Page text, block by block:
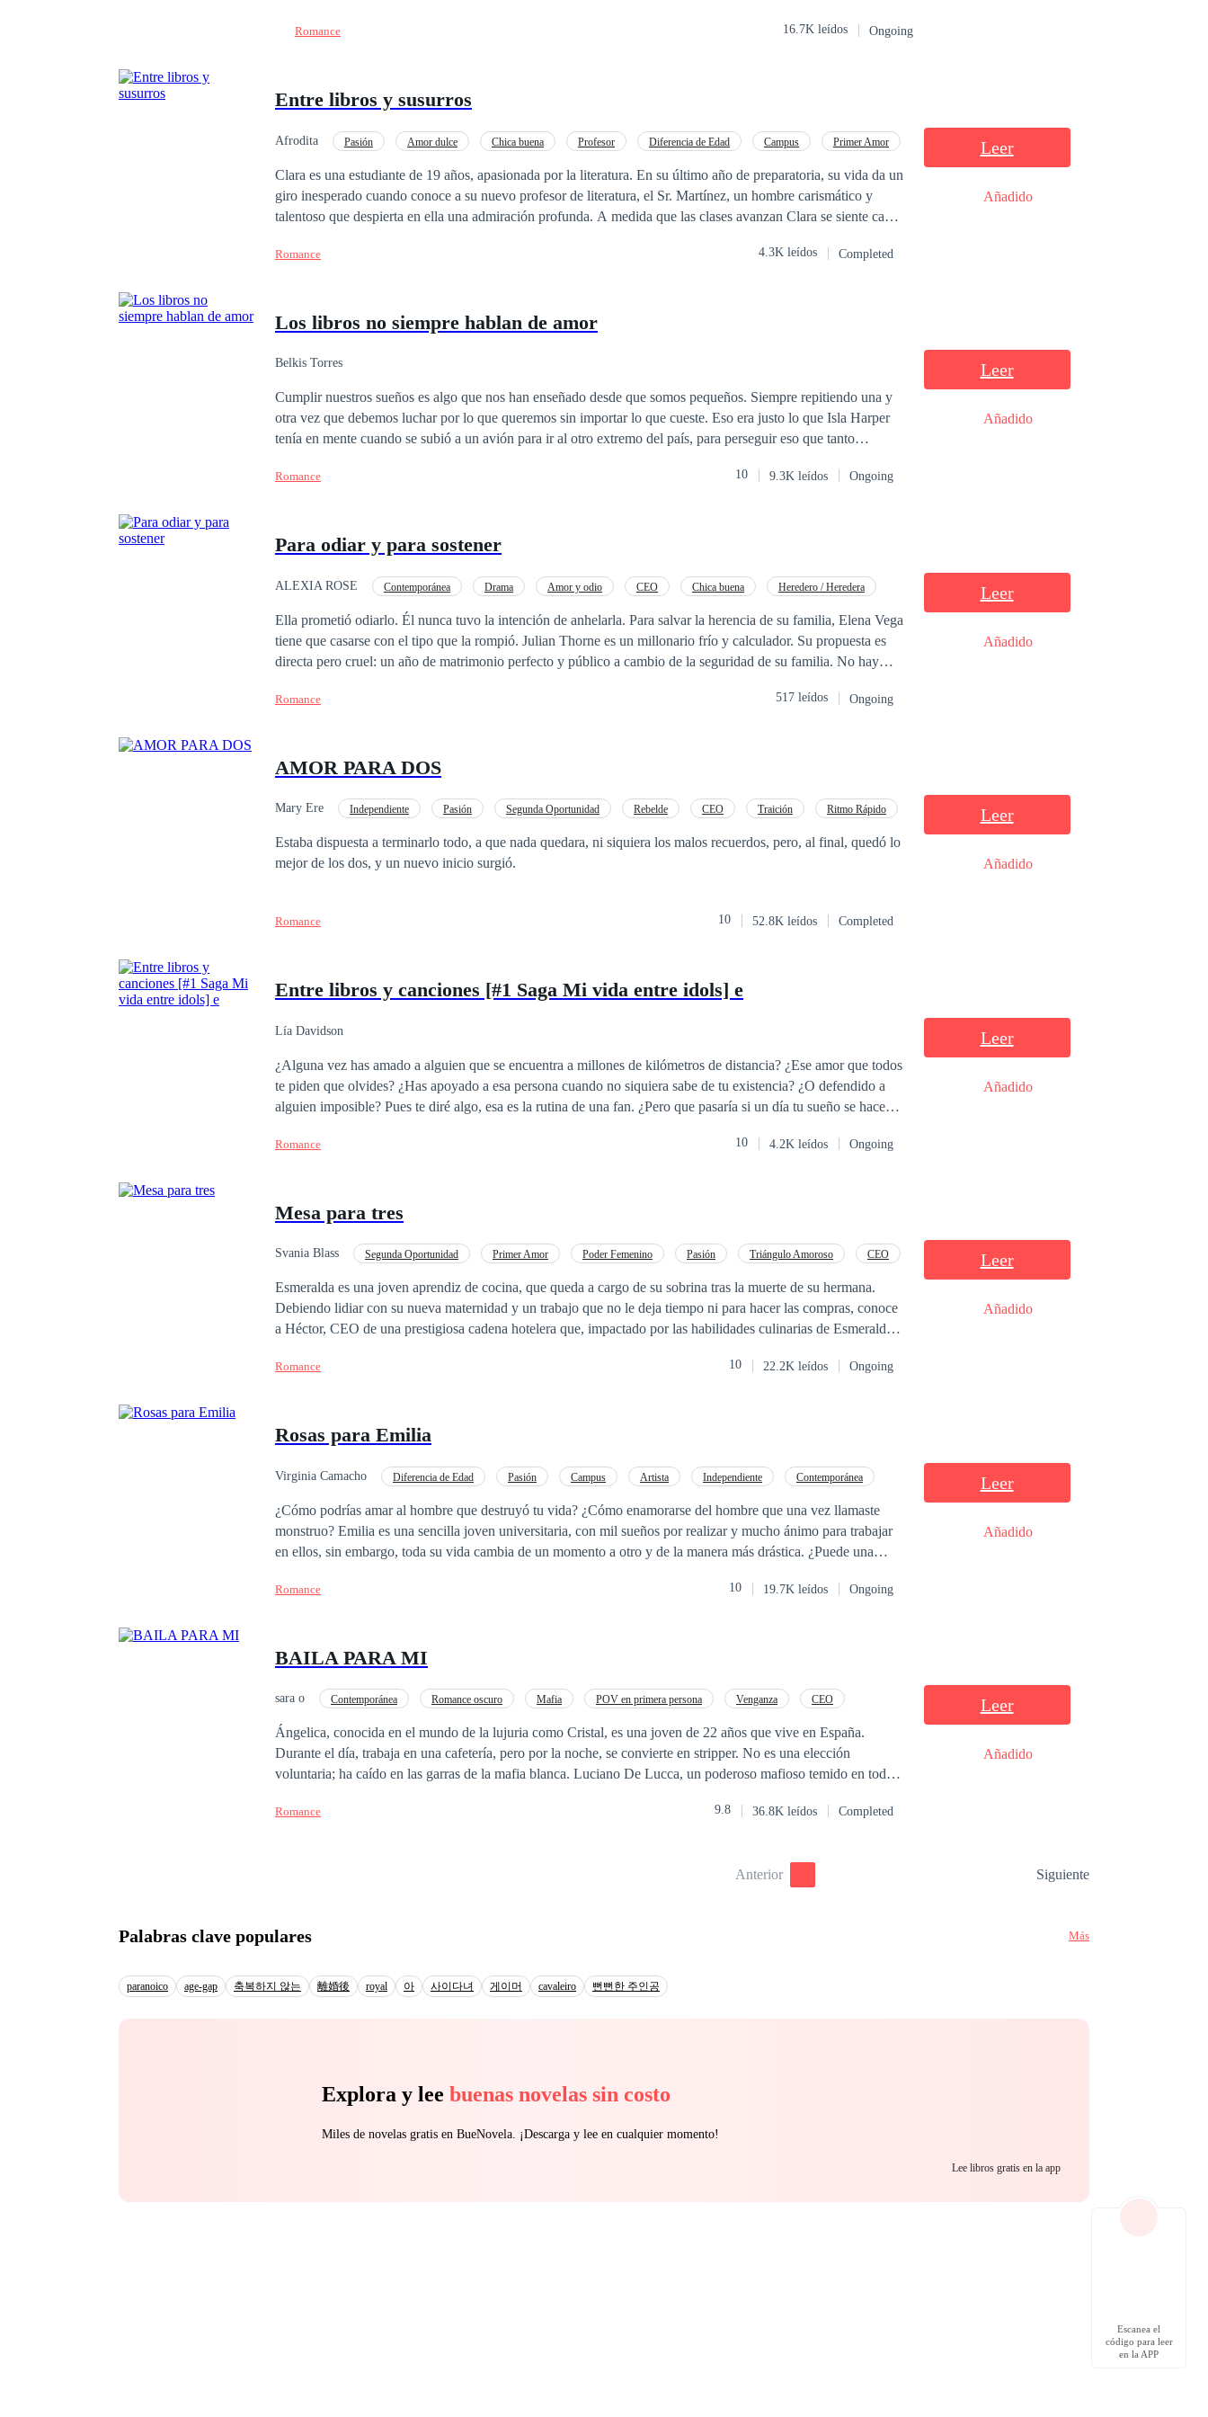
Romance 16.7K leídos Ongoing
Entre libros y susurros
Afrodita Pasión Amor dulce Chica buena Profesor Diferencia de Edad Campus Primer Amor
Clara es una estudiante de 19 años, apasionada por la literatura. En su último año de preparatoria, su vida da un
giro inesperado cuando conoce a su nuevo profesor de literatura, el Sr. Martínez, un hombre carismático y
talentoso que despierta en ella una admiración profunda. A medida que las clases avanzan Clara se siente cada
Romance 4.3K leídos Completed
Leer
Añadido
Los libros no siempre hablan de amor
Belkis Torres
Cumplir nuestros sueños es algo que nos han enseñado desde que somos pequeños. Siempre repitiendo una y
otra vez que debemos luchar por lo que queremos sin importar lo que cueste. Eso era justo lo que Isla Harper
tenía en mente cuando se subió a un avión para ir al otro extremo del país, para perseguir eso que tanto
vendrían muchas cosas más, nuevas amistades, nuevos gustos, pero sobre todo, algo sobre lo que solamente
Romance 10 9.3K leídos Ongoing
Leer
Añadido
Para odiar y para sostener
ALEXIA ROSE Contemporánea Drama Amor y odio CEO Chica buena
Heredero / Heredera
Ella prometió odiarlo. Él nunca tuvo la intención de anhelarla. Para salvar la herencia de su familia, Elena Vega
tiene que casarse con el tipo que la rompió. Julian Thorne es un millonario frío y calculador. Su propuesta es
directa pero cruel: un año de matrimonio perfecto y público a cambio de la seguridad de su familia. No hay
frío, aferrándose a su ira como su única protección. Pero la línea que separa su amor falso de una tensión real y
para ellos en este momento no es que se descubra su mentira; sino la horrible y inequívoca verdad: están
el odio. Un amor construido sobre secretos.
Romance 517 leídos Ongoing
Leer
Añadido
AMOR PARA DOS
Mary Ere Independiente Pasión Segunda Oportunidad Rebelde CEO Traición
Ritmo Rápido
Estaba dispuesta a terminarlo todo, a que nada quedara, ni siquiera los malos recuerdos, pero, al final, quedó lo
mejor de los dos, y un nuevo inicio surgió.
Romance 10 52.8K leídos Completed
Leer
Añadido
Entre libros y canciones [#1 Saga Mi vida entre idols] e
Lía Davidson
¿Alguna vez has amado a alguien que se encuentra a millones de kilómetros de distancia? ¿Ese amor que todos
te piden que olvides? ¿Has apoyado a esa persona cuando no siquiera sabe de tu existencia? ¿O defendido a
alguien imposible? Pues te diré algo, esa es la rutina de una fan. ¿Pero que pasaría si un día tu sueño se hace
mejor renunciar a todo.
Romance 10 4.2K leídos Ongoing
Leer
Añadido
Mesa para tres
Svania Blass Segunda Oportunidad Primer Amor Poder Femenino Pasión Triángulo Amoroso
CEO
Esmeralda es una joven aprendiz de cocina, que queda a cargo de su sobrina tras la muerte de su hermana.
Debiendo lidiar con su nueva maternidad y un trabajo que no le deja tiempo ni para hacer las compras, conoce
a Héctor, CEO de una prestigiosa cadena hotelera que, impactado por las habilidades culinarias de Esmeralda,
también desafiar a su madre para que los deje enamorarse y tener su vivir felices por siempre.
Romance 10 22.2K leídos Ongoing
Leer
Añadido
Rosas para Emilia
Virginia Camacho Diferencia de Edad Pasión Campus Artista Independiente
Contemporánea
¿Cómo podrías amar al hombre que destruyó tu vida? ¿Cómo enamorarse del hombre que una vez llamaste
monstruo? Emilia es una sencilla joven universitaria, con mil sueños por realizar y mucho ánimo para trabajar
en ellos, sin embargo, toda su vida cambia de un momento a otro y de la manera más drástica. ¿Puede una
que le causó todo ese daño? El camino es largo y lleno de curvas, lo que una vez fue el motivo de tus lágrimas,
Romance 10 19.7K leídos Ongoing
Leer
Añadido
BAILA PARA MI
sara o Contemporánea Romance oscuro Mafia POV en primera persona Venganza
CEO
Ángelica, conocida en el mundo de la lujuria como Cristal, es una joven de 22 años que vive en España.
Durante el día, trabaja en una cafetería, pero por la noche, se convierte en stripper. No es una elección
voluntaria; ha caído en las garras de la mafia blanca. Luciano De Lucca, un poderoso mafioso temido en toda
Ángelica. Algo extraño despierta en él, llevándolo a enfrentarse a problemas con la misma mafia blanca.
Romance 9.8 36.8K leídos Completed
Leer
Añadido
Anterior Siguiente
Palabras clave populares Más
paranoico age-gap 축복하지 않는 離婚後 royal 아 사이다녀 게이머 cavaleiro 뻔뻔한 주인공
Explora y lee buenas novelas sin costo
Miles de novelas gratis en BueNovela. ¡Descarga y lee en cualquier momento!
Lee libros gratis en la app
Escanea el
código para leer
en la APP